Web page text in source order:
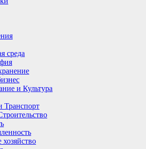
среда
и Культура
Транспорт
хозяйство